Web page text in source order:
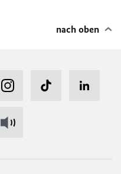
nach oben